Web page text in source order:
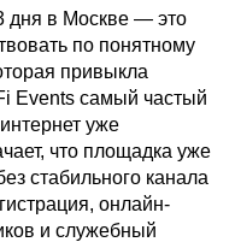
дня в Москве — это
по понятному
привыкла
Events самый частый
уже
что площадка уже
стабильного канала
онлайн-
и служебный